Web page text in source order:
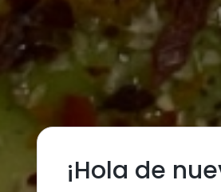
¡Hola de